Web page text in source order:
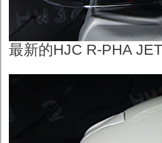
最新的HJC R-PHA